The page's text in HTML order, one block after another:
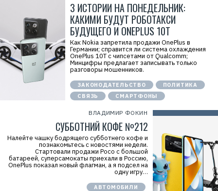
3 ИСТОРИИ НА ПОНЕДЕЛЬНИК:
КАКИМИ БУДУТ РОБОТАКСИ
БУДУЩЕГО И ONEPLUS 10T
Как Nokia запретила продажи OnePlus в
Германии; справится ли система охлаждения
OnePlus 10T с чипсетами от Qualcomm;
Минцифры предлагает записывать только
разговоры мошенников.
ЗАКОНОДАТЕЛЬСТВО
ПОЛИТИКА
СВЯЗЬ
СМАРТФОНЫ
ВЛАДИМИР ФОКИН
СУББОТНИЙ КОФЕ №212
Налейте чашку бодрящего субботнего кофе и
познакомьтесь с новостями недели.
Стартовали продажи Poco с большой
батареей, суперсамокаты приехали в Россию,
OnePlus показал новый флагман, а я подсел на
одну игру…
АВТОМОБИЛИ